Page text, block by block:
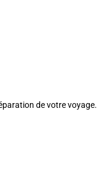
de votre voyage.